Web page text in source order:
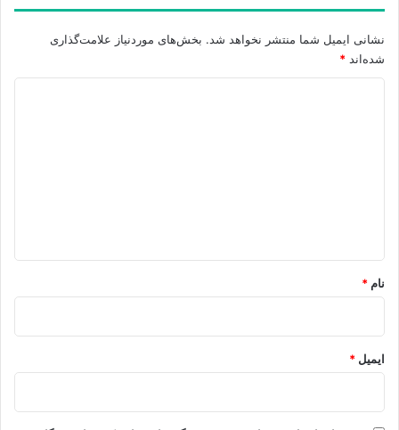
نشانی ایمیل شما منتشر نخواهد شد. بخش‌های موردنیاز علامت‌گذاری
شده‌اند *
نام *
ایمیل *